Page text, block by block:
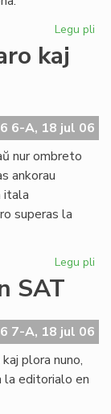
Legu pli
kaj
6-A, 18 jul 06
nur ombreto
ankorau
itala
superas la
Legu pli
SAT
7-A, 18 jul 06
plora nuno,
la editorialo en